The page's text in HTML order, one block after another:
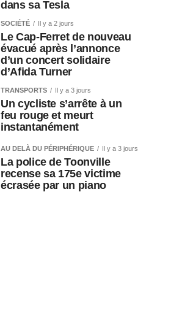
dans sa Tesla
SOCIÉTÉ Il y a 2 jours
Le Cap-Ferret de nouveau
évacué après l’annonce
d’un concert solidaire
d’Afida Turner
TRANSPORTS Il y a 3 jours
Un cycliste s’arrête à un
feu rouge et meurt
instantanément
AU DELÀ DU PÉRIPHÉRIQUE Il y a 3 jours
La police de Toonville
recense sa 175e victime
écrasée par un piano